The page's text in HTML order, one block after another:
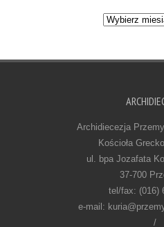
Archiwum
Archidiecezja
Kościoła
ul. bpa Jozafata
37-700
tel/fax: (016)
e-mail:
/